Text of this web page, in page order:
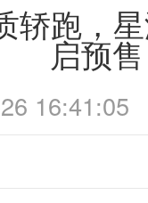
轿跑，
启预售
16:41:05